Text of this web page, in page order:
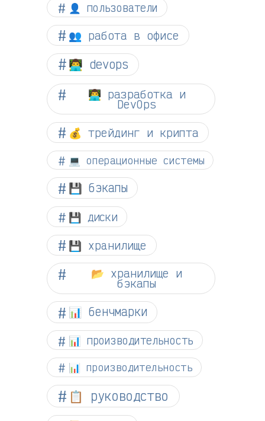
👤 пользователи
👥 работа в офисе
👨‍💻 devops
👨‍💻 разработка и
DevOps
💰 трейдинг и крипта
💻 операционные системы
💾 бэкапы
💾 диски
💾 хранилище
📂 хранилище и
бэкапы
📊 бенчмарки
📊 производительность
📊 производительность
📋 руководство